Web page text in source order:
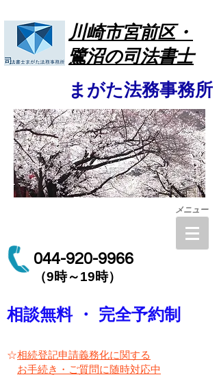
川崎市宮前区・
鷺沼の司法書士
まがた法務事務所
メニュー
044-920-9966
（​9時～19時）
相談無料 ・ 完全予約制
☆相続登記申請義務化に関する
お手続き・ご質問に随時対応中